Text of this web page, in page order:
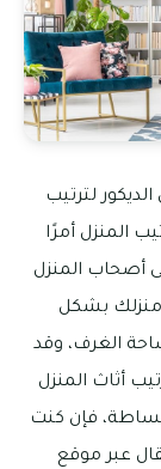
لترتيب
المنزل أمرًا
أصحاب المنزل
منزلك بشكل
الغرف، وقد
أثاث المنزل
فإن كنت
عبر موقع